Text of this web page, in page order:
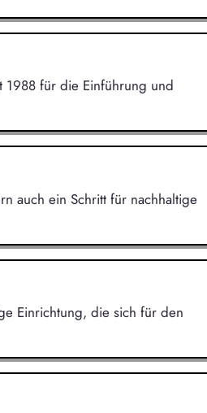
1988 für die Einführung und
auch ein Schritt für nachhaltige
Einrichtung, die sich für den